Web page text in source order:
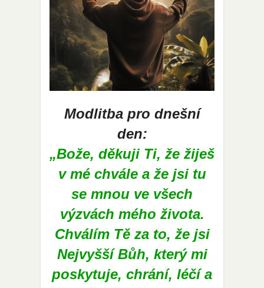
Modlitba pro dnešní
den:
„Bože, děkuji Ti, že žiješ
v mé chvále a že jsi tu
se mnou ve všech
výzvách mého života.
Chválím Tě za to, že jsi
Nejvyšší Bůh, který mi
poskytuje, chrání, léčí a